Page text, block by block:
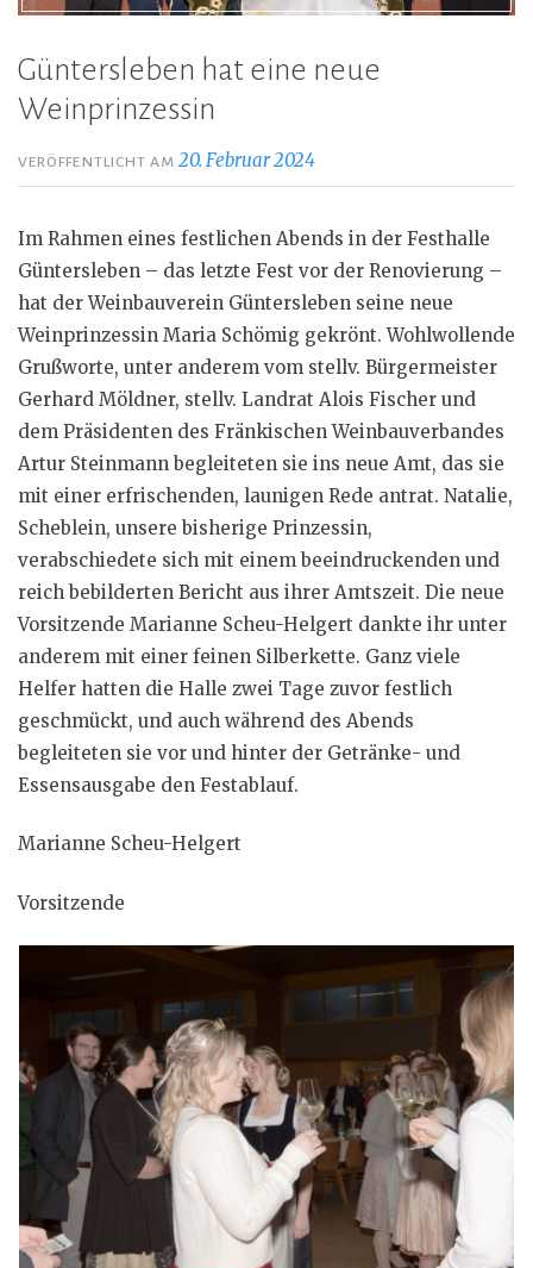
Güntersleben hat eine neue
Weinprinzessin
VERÖFFENTLICHT AM20. Februar 2024
Im Rahmen eines festlichen Abends in der Festhalle
Güntersleben – das letzte Fest vor der Renovierung –
hat der Weinbauverein Güntersleben seine neue
Weinprinzessin Maria Schömig gekrönt. Wohlwollende
Grußworte, unter anderem vom stellv. Bürgermeister
Gerhard Möldner, stellv. Landrat Alois Fischer und
dem Präsidenten des Fränkischen Weinbauverbandes
Artur Steinmann begleiteten sie ins neue Amt, das sie
mit einer erfrischenden, launigen Rede antrat. Natalie,
Scheblein, unsere bisherige Prinzessin,
verabschiedete sich mit einem beeindruckenden und
reich bebilderten Bericht aus ihrer Amtszeit. Die neue
Vorsitzende Marianne Scheu-Helgert dankte ihr unter
anderem mit einer feinen Silberkette. Ganz viele
Helfer hatten die Halle zwei Tage zuvor festlich
geschmückt, und auch während des Abends
begleiteten sie vor und hinter der Getränke- und
Essensausgabe den Festablauf.
Marianne Scheu-Helgert
Vorsitzende